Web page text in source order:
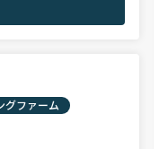
グファーム